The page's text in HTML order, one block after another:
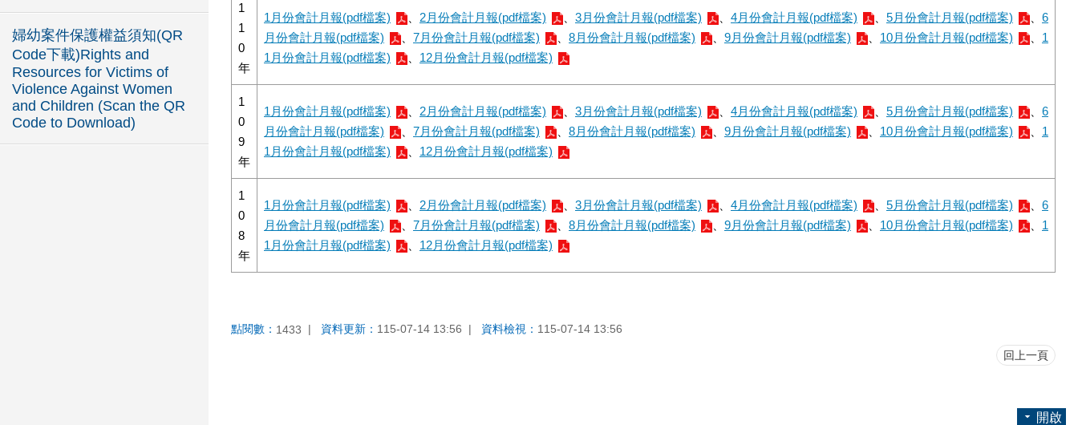
婦幼案件保護權益須知(QR
Code下載)Rights and
Resources for Victims of
Violence Against Women
and Children (Scan the QR
Code to Download)
1
1
0
年
1月份會計月報(pdf檔案) 2月份會計月報(pdf檔案) 3月份會計月報(pdf檔案) 4月份會計月報(pdf檔案) 5月份會計月報(pdf檔案)
6
月份會計月報(pdf檔案)
7月份會計月報(pdf檔案) 8月份會計月報(pdf檔案) 9月份會計月報(pdf檔案) 10月份會計月報(pdf檔案)
1
1月份會計月報(pdf檔案)
12月份會計月報(pdf檔案)
1
0
9
年
1月份會計月報(pdf檔案) 2月份會計月報(pdf檔案) 3月份會計月報(pdf檔案) 4月份會計月報(pdf檔案) 5月份會計月報(pdf檔案)
6
月份會計月報(pdf檔案)
7月份會計月報(pdf檔案) 8月份會計月報(pdf檔案) 9月份會計月報(pdf檔案) 10月份會計月報(pdf檔案)
1
1月份會計月報(pdf檔案)
12月份會計月報(pdf檔案)
1
0
8
年
1月份會計月報(pdf檔案) 2月份會計月報(pdf檔案) 3月份會計月報(pdf檔案) 4月份會計月報(pdf檔案) 5月份會計月報(pdf檔案)
6
月份會計月報(pdf檔案)
7月份會計月報(pdf檔案) 8月份會計月報(pdf檔案) 9月份會計月報(pdf檔案) 10月份會計月報(pdf檔案)
1
1月份會計月報(pdf檔案)
12月份會計月報(pdf檔案)
點閱數： 1433 資料更新： 115-07-14 13:56 資料檢視： 115-07-14 13:56
回上一頁
開啟